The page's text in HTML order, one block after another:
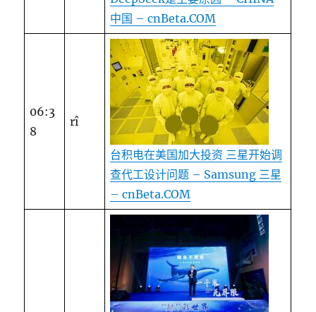
中国 – cnBeta.COM
06:3
8
rî
台积电在美国加大投资 三星开始调
查代工设计问题 – Samsung 三星
– cnBeta.COM